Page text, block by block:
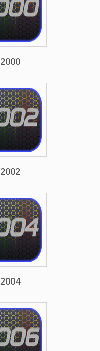
2000
2002
2004